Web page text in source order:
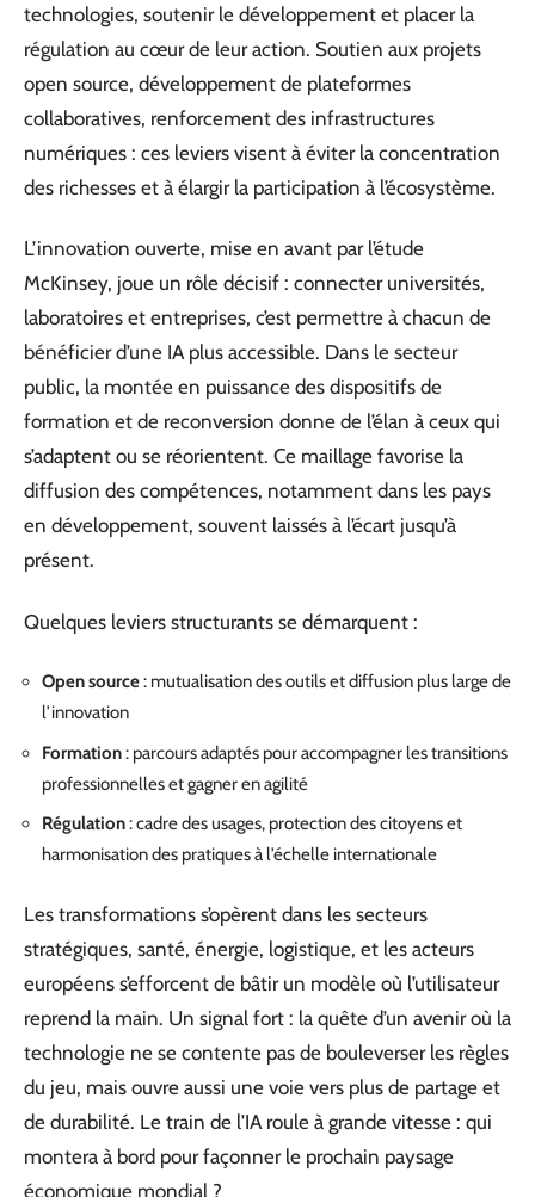
technologies, soutenir le développement et placer la
régulation au cœur de leur action. Soutien aux projets
open source, développement de plateformes
collaboratives, renforcement des infrastructures
numériques : ces leviers visent à éviter la concentration
des richesses et à élargir la participation à l’écosystème.
L’innovation ouverte, mise en avant par l’étude
McKinsey, joue un rôle décisif : connecter universités,
laboratoires et entreprises, c’est permettre à chacun de
bénéficier d’une IA plus accessible. Dans le secteur
public, la montée en puissance des dispositifs de
formation et de reconversion donne de l’élan à ceux qui
s’adaptent ou se réorientent. Ce maillage favorise la
diffusion des compétences, notamment dans les pays
en développement, souvent laissés à l’écart jusqu’à
présent.
Quelques leviers structurants se démarquent :
Open source: mutualisation des outils et diffusion plus large de
l’innovation
Formation: parcours adaptés pour accompagner les transitions
professionnelles et gagner en agilité
Régulation: cadre des usages, protection des citoyens et
harmonisation des pratiques à l’échelle internationale
Les transformations s’opèrent dans les secteurs
stratégiques, santé, énergie, logistique, et les acteurs
européens s’efforcent de bâtir un modèle où l’utilisateur
reprend la main. Un signal fort : la quête d’un avenir où la
technologie ne se contente pas de bouleverser les règles
du jeu, mais ouvre aussi une voie vers plus de partage et
de durabilité. Le train de l’IA roule à grande vitesse : qui
montera à bord pour façonner le prochain paysage
économique mondial ?